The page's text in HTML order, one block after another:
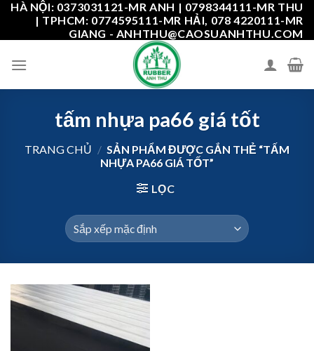
Skip
content
HÀ NỘI: 0373031121-MR ANH | 0798344111-MR THU
| TPHCM: 0774595111-MR HẢI, 078 4220111-MR
GIANG - ANHTHU@CAOSUANHTHU.COM
tấm nhựa pa66 giá tốt
TRANG CHỦ / SẢN PHẨM ĐƯỢC GẮN THẺ “TẤM
NHỰA PA66 GIÁ TỐT”
LỌC